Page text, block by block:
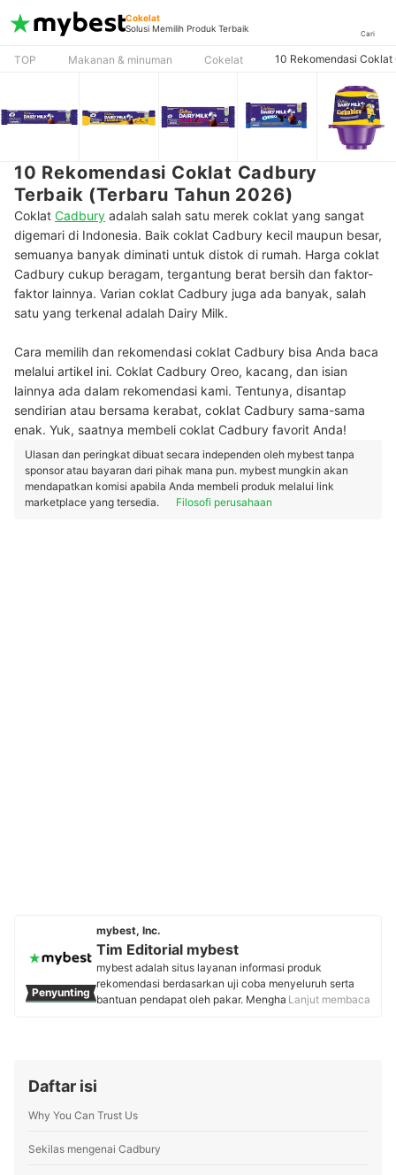
Cokelat
Solusi Memilih Produk Terbaik
Cari
TOP Makanan & minuman Cokelat 10 Rekomendasi
10 Rekomendasi Coklat Cadbury
Terbaik (Terbaru Tahun 2026)
Coklat Cadbury adalah salah satu merek coklat yang sangat
digemari di Indonesia. Baik coklat Cadbury kecil maupun besar,
semuanya banyak diminati untuk distok di rumah. Harga coklat
Cadbury cukup beragam, tergantung berat bersih dan faktor-
faktor lainnya. Varian coklat Cadbury juga ada banyak, salah
satu yang terkenal adalah Dairy Milk.
Cara memilih dan rekomendasi coklat Cadbury bisa Anda baca
melalui artikel ini. Coklat Cadbury Oreo, kacang, dan isian
lainnya ada dalam rekomendasi kami. Tentunya, disantap
sendirian atau bersama kerabat, coklat Cadbury sama-sama
enak. Yuk, saatnya membeli coklat Cadbury favorit Anda!
Ulasan dan peringkat dibuat secara independen oleh mybest tanpa
sponsor atau bayaran dari pihak mana pun. mybest mungkin akan
mendapatkan komisi apabila Anda membeli produk melalui link
marketplace yang tersedia.
Filosofi perusahaan
Penyunting
mybest, Inc.
Tim Editorial mybest
mybest adalah situs layanan informasi produk
rekomendasi berdasarkan uji coba menyeluruh serta
bantuan pendapat oleh pakar. Menghasilkan konten
Lanjut membaca
Daftar isi
Why You Can Trust Us
Sekilas mengenai Cadbury